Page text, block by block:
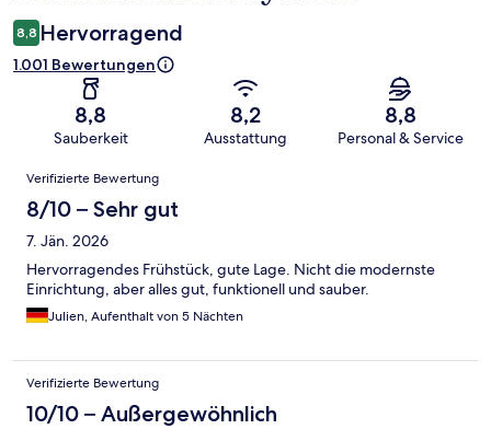
8,8 Hervorragend
1.001 Bewertungen
8,8
Sauberkeit
8,2
Ausstattung
8,8
Personal & Service
Bewertungen
Verifizierte Bewertung
8/10 – Sehr gut
7. Jän. 2026
Hervorragendes Frühstück, gute Lage. Nicht die modernste
Einrichtung, aber alles gut, funktionell und sauber.
Julien, Aufenthalt von 5 Nächten
Verifizierte Bewertung
10/10 – Außergewöhnlich